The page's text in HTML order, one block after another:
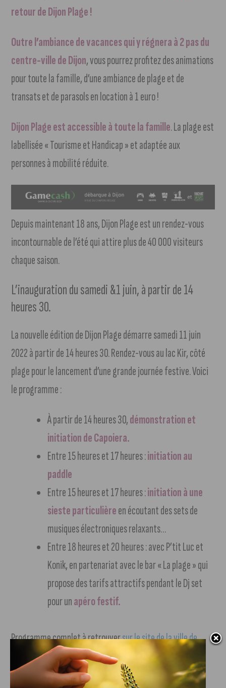
retour de Dijon Plage !
Outre l’ambiance de vacances qui y régnera à 2 pas du
centre-ville de Dijon, vous pourrez profitez des animations
pour toute la famille, d’une ambiance de plage et de
transats et de parasols en location à 1 euro !
Dijon Plage est accessible à toute la famille. La plage est
labellisée « Tourisme et Handicap » et adaptée aux
personnes à mobilité réduite.
Depuis maintenant 18 ans, Dijon Plage est un rendez-vous
incontournable de l’été qui attire plus de 40 000 visiteurs
chaque saison.
L’inauguration du samedi &1 juin, à partir de 14
heures 30.
La nouvelle édition de Dijon Plage démarre samedi 11 juin
2022 à partir de 14 heures 30. Rendez-vous au lac Kir, côté
plage pour le lancement d’une grande journée festive. Voici
le programme :
À partir de 14 heures 30,démonstration et
initiation de Capoiera.
Entre 15 heures et 17 heures :initiation au
paddle
Entre 15 heures et 17 heures :initiation à une
sieste particulièreen écoutant des sets de
musiques électroniques relaxants…
Entre 18 heures et 20 heures : avec P’tit Luc et
Konik, en partenariat avec le bar « La plage » qui
propose des tarifs attractifs pendant le Dj set
pour unapéro festif.
Programme complet à retrouversur le site de la ville de
Dijon (suivre notre lien)